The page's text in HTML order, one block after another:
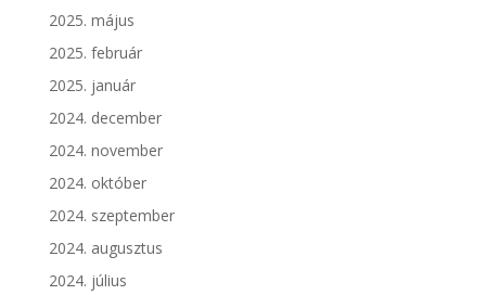
2025. május
2025. február
2025. január
2024. december
2024. november
2024. október
2024. szeptember
2024. augusztus
2024. július